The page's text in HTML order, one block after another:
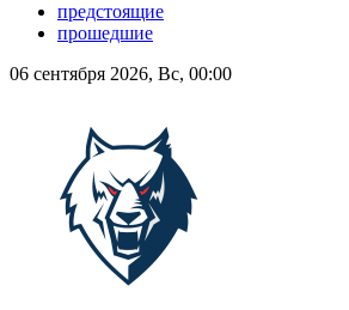
предстоящие
прошедшие
06 сентября 2026, Вс, 00:00